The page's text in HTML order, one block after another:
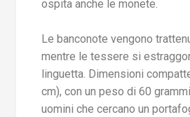
ospita anche le monete.
Le banconote vengono
mentre le tessere si
linguetta. Dimensioni
cm), con un peso di 60
uomini che cercano un